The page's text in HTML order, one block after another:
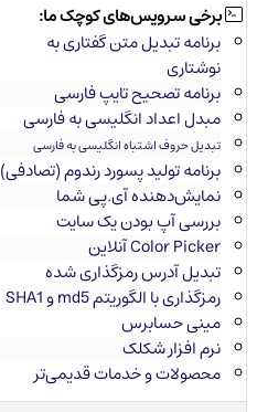
برخی سرویس‌های کوچک ما:
برنامه تبدیل متن گفتاری به
نوشتاری
برنامه تصحیح تایپ فارسی
مبدل اعداد انگلیسی به فارسی
تبدیل حروف اشتباه انگلیسی به فارسی
برنامه تولید پسورد رندوم (تصادفی)
نمایش‌دهنده آی.پی شما
بررسی آپ بودن یک سایت
Color Picker آنلاین
تبدیل آدرس رمزگذاری شده
رمزگذاری با الگوریتم md5 و SHA1
مینی حسابرس
نرم افزار شکلک
محصولات و خدمات قدیمی‌تر